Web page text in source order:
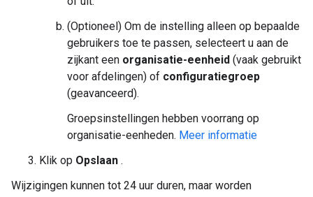
(Optioneel) Om de instelling alleen op bepaalde
gebruikers toe te passen, selecteert u aan de
zijkant een organisatie-eenheid (vaak gebruikt
voor afdelingen) of configuratiegroep
(geavanceerd).
Groepsinstellingen hebben voorrang op
organisatie-eenheden. Meer informatie
Klik op Opslaan .
Wijzigingen kunnen tot 24 uur duren, maar worden